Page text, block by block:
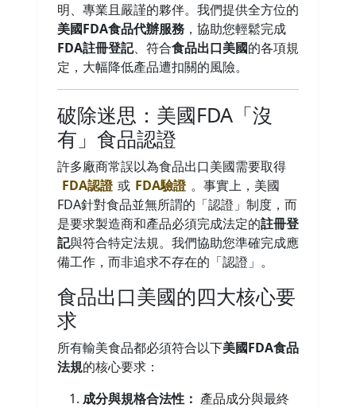
明、專業且嚴謹的夥伴。我們提供全方位的
美國FDA食品代辦服務 ，協助您輕鬆完成
FDA註冊登記、符合食品出口美國的各項規
定，大幅降低產品遭扣關的風險。
破除迷思：美國FDA「沒
有」食品認證
許多廠商常誤以為食品出口美國需要取得
FDA認證 或 FDA驗證 。事實上，美國
FDA針對食品並無所謂的「認證」制度，而
是要求製造商和產品必須完成法定的註冊登
記與符合特定法規。我們協助您準確完成應
備工作，而非追求不存在的「認證」。
食品出口美國的四大核心要
求
所有輸美食品都必須符合以下美國FDA食品
法規的核心要求：
成分與規格合法性： 產品成分與最終